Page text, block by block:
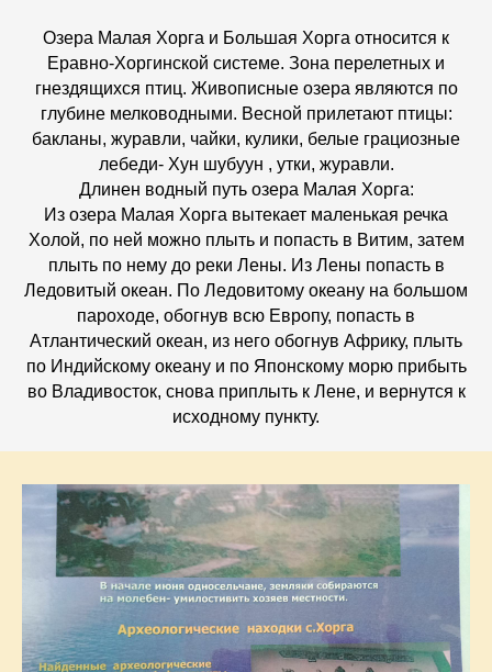
Озера Малая Хорга и Большая Хорга относится к
Еравно-Хоргинской системе. Зона перелетных и
гнездящихся птиц. Живописные озера являются по
глубине мелководными. Весной прилетают птицы:
бакланы, журавли, чайки, кулики, белые грациозные
лебеди- Хун шубуун , утки, журавли.
Длинен водный путь озера Малая Хорга:
Из озера Малая Хорга вытекает маленькая речка
Холой, по ней можно плыть и попасть в Витим, затем
плыть по нему до реки Лены. Из Лены попасть в
Ледовитый океан. По Ледовитому океану на большом
пароходе, обогнув всю Европу, попасть в
Атлантический океан, из него обогнув Африку, плыть
по Индийскому океану и по Японскому морю прибыть
во Владивосток, снова приплыть к Лене, и вернутся к
исходному пункту.